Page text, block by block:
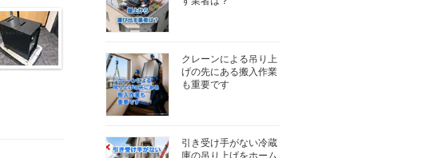
クレーンによる吊り上
げの先にある搬入作業
も重要です
引き受け手がない冷蔵
庫の吊り上げをホーム